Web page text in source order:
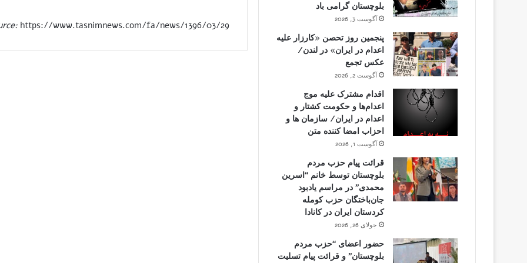
https://www.tasnimnews.com/fa/news/1396/03/29
بلوچستان گرامی باد
آگوست 3, 2026
پنجمین روز تحصن «کارزار علیه
اعدام در ایران» در لندن/
عکس تجمع
آگوست 2, 2026
اقدام مشترک علیه موج
اعدام‌ها و حکومت کشتار و
اعدام در ایران/ سازمان ها و
احزاب امضا کننده متن
آگوست 1, 2026
قرائت پیام حزب مردم
بلوچستان توسط خانم “اسرین
محمدی” در مراسم یادبود
جان‌باختگان حزب کومله
کردستان ایران در کانادا
جولای 26, 2026
حضور اعضای “حزب مردم
بلوچستان” و قرائت پیام تسلیت